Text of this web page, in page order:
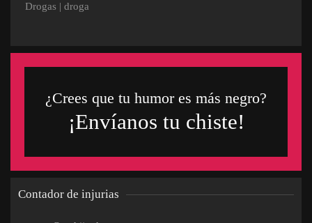
Drogas | droga
¿Crees que tu humor es más negro?
¡Envíanos tu chiste!
Contador de injurias